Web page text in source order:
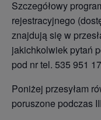
Szczegółowy
rejestracyjnego
znajdują się w
jakichkolwiek pytań
pod nr tel. 535 951
Poniżej przesyłam
poruszone podczas